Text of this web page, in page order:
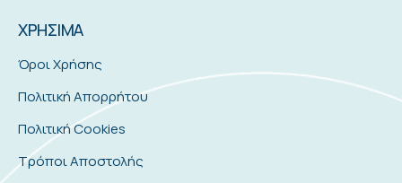
ΧΡΗΣΙΜΑ
Όροι Χρήσης
Πολιτική Απορρήτου
Πολιτική Cookies
Τρόποι Αποστολής